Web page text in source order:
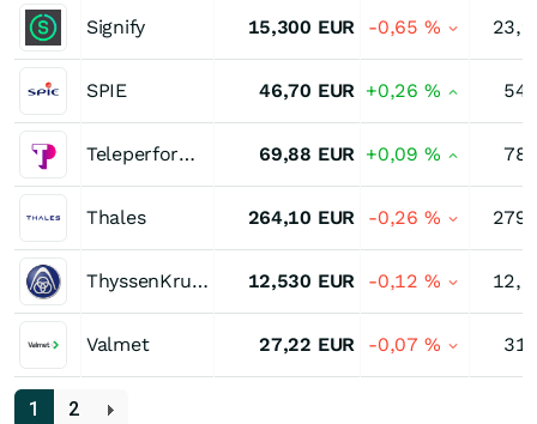
Signify 15,300 EUR -0,65 %
SPIE 46,70 EUR +0,26 %
Teleperformance 69,88 EUR +0,09 %
Thales 264,10 EUR -0,26 %
ThyssenKrupp 12,530 EUR -0,12 %
Valmet 27,22 EUR -0,07 %
1 2